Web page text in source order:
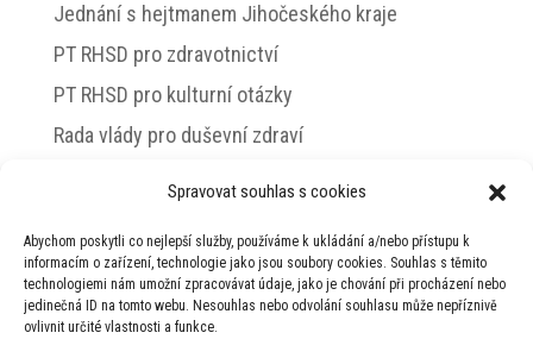
Spravovat souhlas s cookies
Abychom poskytli co nejlepší služby, používáme k ukládání a/nebo přístupu k
informacím o zařízení, technologie jako jsou soubory cookies. Souhlas s těmito
technologiemi nám umožní zpracovávat údaje, jako je chování při procházení nebo
jedinečná ID na tomto webu. Nesouhlas nebo odvolání souhlasu může nepříznivě
ovlivnit určité vlastnosti a funkce.
Jednání s hejtmanem Jihočeského kraje
PT RHSD pro zdravotnictví
PT RHSD pro kulturní otázky
Rada vlády pro duševní zdraví
© 2026 Jiří Horecký – Osobní stránky Jiřího
Horeckého
Web vytvořila firma